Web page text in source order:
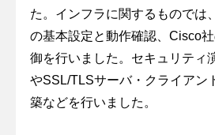
た。インフラに関するものでは
の基本設定と動作確認、Cisco
御を行いました。セキュリティ
やSSL/TLSサーバ・クライアン
築などを行いました。